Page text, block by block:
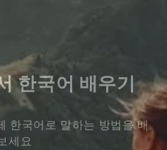
한국어 배우기
한국어로 말하는 방법을 배
세요